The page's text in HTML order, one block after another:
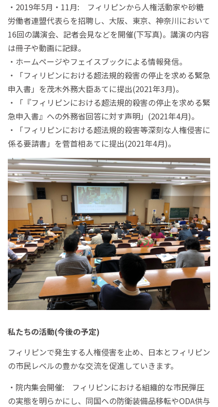
・2019年5月・11月: フィリピンから人権活動家や砂糖
労働者連盟代表らを招聘し、大阪、東京、神奈川において
16回の講演会、記者会見などを開催(下写真)。講演の内容
は冊子や動画に記録。
・ホームページやフェイスブックによる情報発信。
・「フィリピンにおける超法規的殺害の停止を求める緊急
申入書」を茂木外務大臣あてに提出(2021年3月)。
・「『フィリピンにおける超法規的殺害の停止を求める緊
急申入書』への外務省回答に対す声明」(2021年4月)。
・「フィリピンにおける超法規的殺害等深刻な人権侵害に
係る要請書」を菅首相あてに提出(2021年4月)。
私たちの活動(今後の予定)
フィリピンで発生する人権侵害を止め、日本とフィリピン
の市民レベルの豊かな交流を促進していきます。
・院内集会開催: フィリピンにおける組織的な市民弾圧
の実態を明らかにし、同国への防衛装備品移転やODA供与